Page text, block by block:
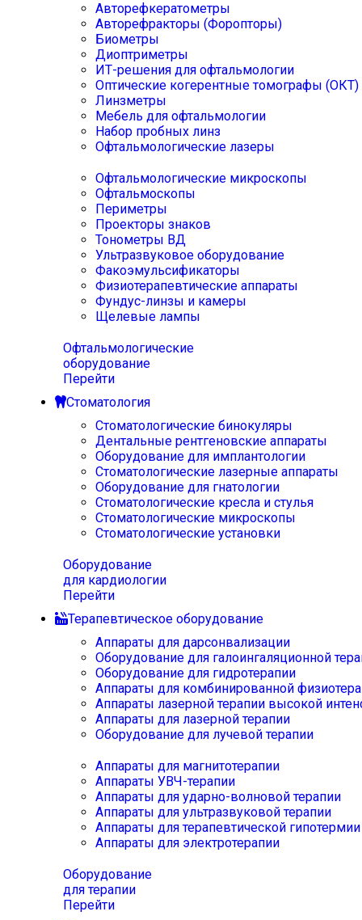
Авторефкератометры
Авторефракторы (Форопторы)
Биометры
Диоптриметры
ИТ-решения для офтальмологии
Оптические когерентные томографы (ОКТ)
Линзметры
Мебель для офтальмологии
Набор пробных линз
Офтальмологические лазеры
Офтальмологические микроскопы
Офтальмоскопы
Периметры
Проекторы знаков
Тонометры ВД
Ультразвуковое оборудование
Факоэмульсификаторы
Физиотерапевтические аппараты
Фундус-линзы и камеры
Щелевые лампы
Офтальмологические
оборудование
Перейти
Стоматология
Стоматологические бинокуляры
Дентальные рентгеновские аппараты
Оборудование для имплантологии
Стоматологические лазерные аппараты
Оборудование для гнатологии
Стоматологические кресла и стулья
Стоматологические микроскопы
Стоматологические установки
Оборудование
для кардиологии
Перейти
Терапевтическое оборудование
Аппараты для дарсонвализации
Оборудование для галоингаляционной
Оборудование для гидротерапии
Аппараты для комбинированной
Аппараты лазерной терапии высокой
Аппараты для лазерной терапии
Оборудование для лучевой терапии
Аппараты для магнитотерапии
Аппараты УВЧ-терапии
Аппараты для ударно-волновой терапии
Аппараты для ультразвуковой терапии
Аппараты для терапевтической
Аппараты для электротерапии
Оборудование
для терапии
Перейти